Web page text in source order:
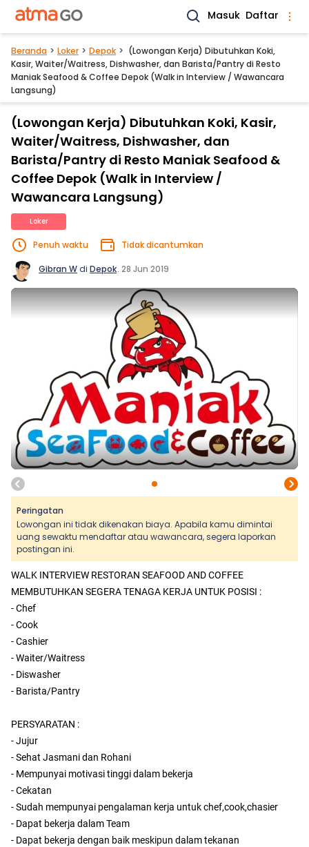
Masuk Daftar
Beranda Loker Depok
(Lowongan Kerja) Dibutuhkan Koki,
Kasir, Waiter/Waitress, Dishwasher, dan Barista/Pantry di Resto
Maniak Seafood & Coffee Depok (Walk in Interview / Wawancara
Langsung)
(Lowongan Kerja) Dibutuhkan Koki, Kasir,
Waiter/Waitress, Dishwasher, dan
Barista/Pantry di Resto Maniak Seafood &
Coffee Depok (Walk in Interview /
Wawancara Langsung)
Loker
Penuh waktu Tidak dicantumkan
Gibran Wdi Depok. 28 Jun 2019
Peringatan
Lowongan ini tidak dikenakan biaya. Apabila kamu dimintai
uang sewaktu mendaftar atau wawancara, segera laporkan
postingan ini.
WALK INTERVIEW RESTORAN SEAFOOD AND COFFEE
MEMBUTUHKAN SEGERA TENAGA KERJA UNTUK POSISI :
- Chef
- Cook
- Cashier
- Waiter/Waitress
- Diswasher
- Barista/Pantry
PERSYARATAN :
- Jujur
- Sehat Jasmani dan Rohani
- Mempunyai motivasi tinggi dalam bekerja
- Cekatan
- Sudah mempunyai pengalaman kerja untuk chef,cook,chasier
- Dapat bekerja dalam Team
- Dapat bekerja dengan baik meskipun dalam tekanan